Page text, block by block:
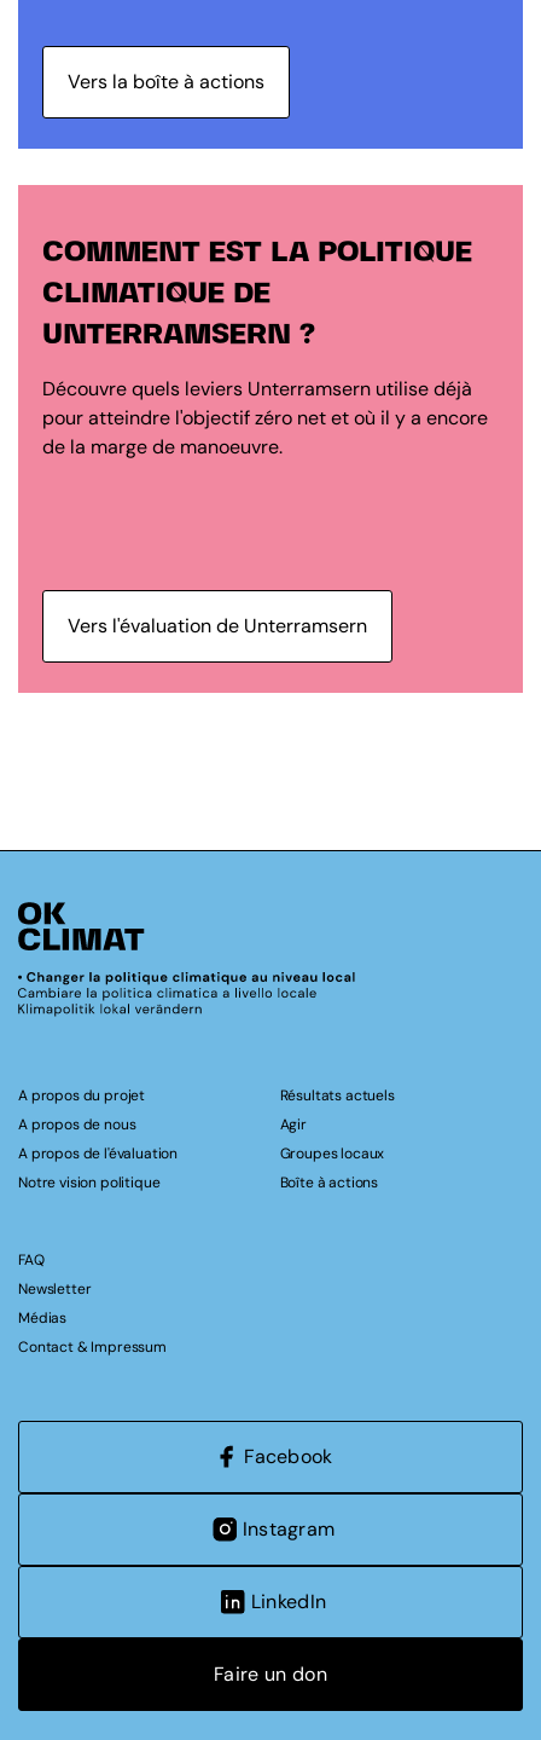
Vers la boîte à actions
COMMENT EST LA POLITIQUE
CLIMATIQUE DE
UNTERRAMSERN ?
Découvre quels leviers Unterramsern utilise déjà
pour atteindre l'objectif zéro net et où il y a encore
de la marge de manoeuvre.
Vers l'évaluation de Unterramsern
A propos du projet
A propos de nous
A propos de l'évaluation
Notre vision politique
Résultats actuels
Agir
Groupes locaux
Boîte à actions
FAQ
Newsletter
Médias
Contact & Impressum
Facebook
Instagram
LinkedIn
Faire un don